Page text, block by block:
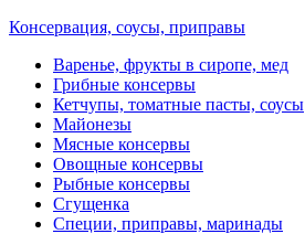
Консервация, соусы, приправы
Варенье, фрукты в сиропе, мед
Грибные консервы
Кетчупы, томатные пасты, соусы
Майонезы
Мясные консервы
Овощные консервы
Рыбные консервы
Сгущенка
Специи, приправы, маринады